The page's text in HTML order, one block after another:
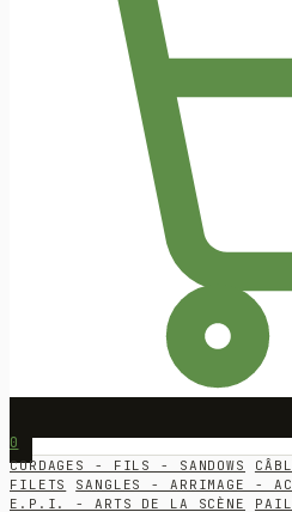
0
CORDAGES - FILS - SANDOWS
FILETS
SANGLES - ARRIMAGE -
E.P.I. - ARTS DE LA SCÈNE